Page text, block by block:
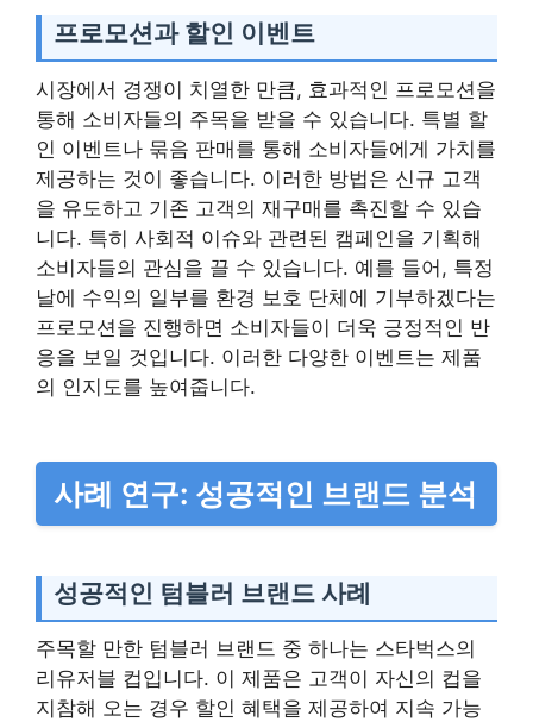
프로모션과 할인 이벤트
시장에서 경쟁이 치열한 만큼, 효과적인 프로모션을
통해 소비자들의 주목을 받을 수 있습니다. 특별 할
인 이벤트나 묶음 판매를 통해 소비자들에게 가치를
제공하는 것이 좋습니다. 이러한 방법은 신규 고객
을 유도하고 기존 고객의 재구매를 촉진할 수 있습
니다. 특히 사회적 이슈와 관련된 캠페인을 기획해
소비자들의 관심을 끌 수 있습니다. 예를 들어, 특정
날에 수익의 일부를 환경 보호 단체에 기부하겠다는
프로모션을 진행하면 소비자들이 더욱 긍정적인 반
응을 보일 것입니다. 이러한 다양한 이벤트는 제품
의 인지도를 높여줍니다.
사례 연구: 성공적인 브랜드 분석
성공적인 텀블러 브랜드 사례
주목할 만한 텀블러 브랜드 중 하나는 스타벅스의
리유저블 컵입니다. 이 제품은 고객이 자신의 컵을
지참해 오는 경우 할인 혜택을 제공하여 지속 가능